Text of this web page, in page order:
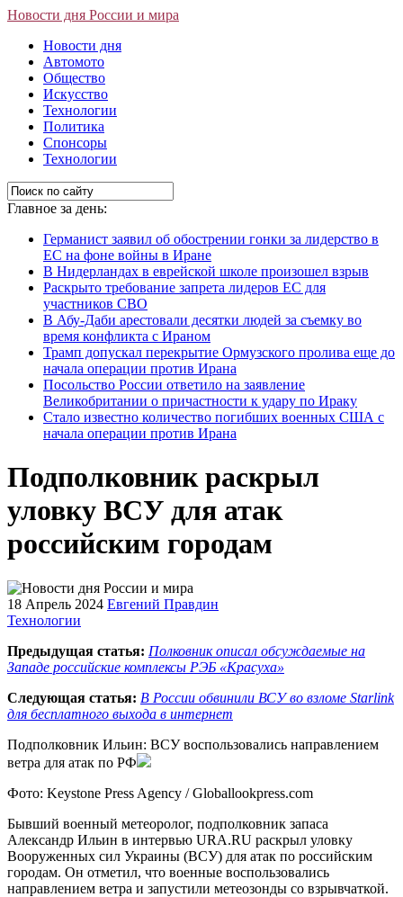
Новости дня России и мира
Новости дня
Автомото
Общество
Искусство
Технологии
Политика
Спонсоры
Технологии
Главное за день:
Германист заявил об обострении гонки за лидерство в
ЕС на фоне войны в Иране
В Нидерландах в еврейской школе произошел взрыв
Раскрыто требование запрета лидеров ЕС для
участников СВО
В Абу-Даби арестовали десятки людей за съемку во
время конфликта с Ираном
Трамп допускал перекрытие Ормузского пролива еще до
начала операции против Ирана
Посольство России ответило на заявление
Великобритании о причастности к удару по Ираку
Стало известно количество погибших военных США с
начала операции против Ирана
Подполковник раскрыл
уловку ВСУ для атак
российским городам
18 Апрель 2024 Евгений Правдин
Технологии
Предыдущая статья: Полковник описал обсуждаемые на
Западе российские комплексы РЭБ «Красуха»
Следующая статья: В России обвинили ВСУ во взломе Starlink
для бесплатного выхода в интернет
Подполковник Ильин: ВСУ воспользовались направлением
ветра для атак по РФ
Фото: Keystone Press Agency / Globallookpress.com
Бывший военный метеоролог, подполковник запаса
Александр Ильин в интервью URA.RU раскрыл уловку
Вооруженных сил Украины (ВСУ) для атак по российским
городам. Он отметил, что военные воспользовались
направлением ветра и запустили метеозонды со взрывчаткой.